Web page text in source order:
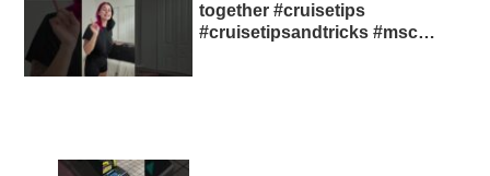
together #cruisetips
#cruisetipsandtricks #msc